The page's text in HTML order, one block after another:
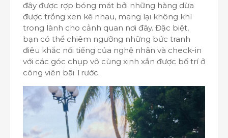
đây được rợp bóng mát bởi những hàng dừa
được trồng xen kẽ nhau, mang lại không khí
trong lành cho cảnh quan nơi đây. Đặc biệt,
bạn có thể chiêm ngưỡng những bức tranh
điêu khắc nổi tiếng của nghệ nhân và check-in
với các góc chụp vô cùng xinh xắn được bố trí ở
công viên bãi Trước.